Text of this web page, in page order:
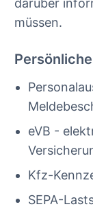
darüber
müssen.
eVB -
Kfz-
SEPA-